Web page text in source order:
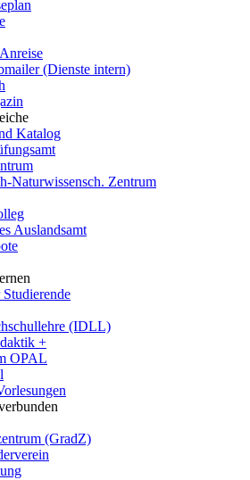
(Dienste intern)
Katalog
Naturwissensch. Zentrum
Auslandsamt
(IDLL)
+
OPAL
(GradZ)